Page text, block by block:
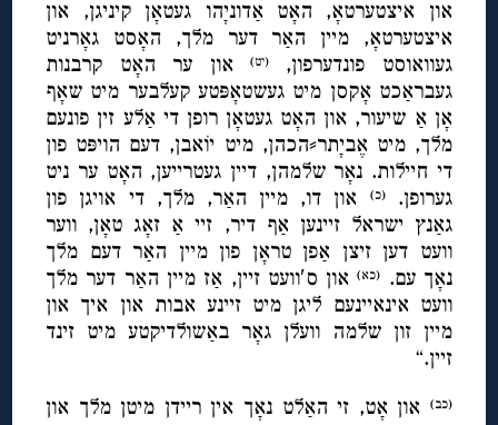
און איצטערטאָ, האָט אַדוניָהו געטאָן קיניגן, און
איצטערטאָ, מיין האַר דער מלך, האָסט גאָרניט
געוואוסט פונדערפון,(יט)
און ער האָט קרבנות
געבראַכט אָקסן מיט געשטאָפּטע קעלבער מיט שאָף
אָן אַ שיעור, און האָט געטאָן רופן די אַלע זין פונעם
מלך, מיט אֶביָתר⸗הכהן, מיט יוֹאבן, דעם הויפּט פון
די חיילות. נאָר שלמהן, דיין געטרייען, האָט ער ניט
גערופן.(כ)
און דו, מיין האַר, מלך, די אויגן פון
גאַנץ ישראל זיינען אַף דיר, זיי אַ זאָג טאָן, ווער
וועט דען זיצן אַפן טראָן פון מיין האַר דעם מלך
נאָך עם. (כא)און ס′וועט זיין, אַז מיין האַר דער מלך
וועט אינאיינעם ליגן מיט זיינע אבות און איך און
מיין זון שלמה וועלן גאָר באַשולדיקטע מיט זינד
זיין.“
(כב) און אָט, זי האַלט נאָך אין ריידן מיטן מלך און